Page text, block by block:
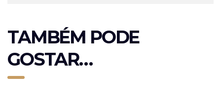
TAMBÉM PODE
GOSTAR…